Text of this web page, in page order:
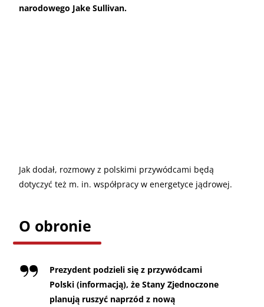
narodowego Jake Sullivan.
Jak dodał, rozmowy z polskimi przywódcami będą
dotyczyć też m. in. współpracy w energetyce jądrowej.
O obronie
Prezydent podzieli się z przywódcami
Polski (informacją), że Stany Zjednoczone
planują ruszyć naprzód z nową